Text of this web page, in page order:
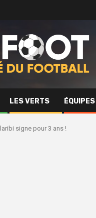
LES VERTS
signe pour 3 ans !